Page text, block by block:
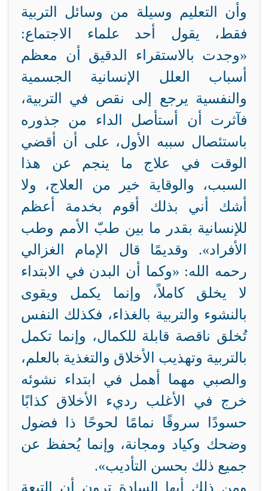
وأن التعليم وسيلة من وسائل التربية
فقط، يقول أحد علماء الاجتماع:
«وجدت بالاستقراء الدقيق أن معظم
أسباب العلل الإنسانية الجسمية
والنفسية يرجع إلى نقص في التربية،
فآثرت أن أستأصل الداء من جذوره
باستئصال سببه الأول، على أن أقضي
الوقت في علاج ما ينجم عن هذا
السبب، والوقاية خير من العلاج، ولا
أشك أني بذلك أقوم بخدمة أعظم
للإنسانية بقدر ما بين طبّ الأمم وطب
الأفراد». وقديمًا قال الإمام الغزالي
رحمه الله: «وكما أن البدن في الابتداء
لا يخلق كاملاً، وإنما يكمل ويقوى
بالنشوء والتربية بالغذاء، فكذلك النفس
تُخلق ناقصة قابلة للكمال، وإنما تكمل
بالتربية وتهذيب الأخلاق والتغذية بالعلم،
والصبي مهما أهمل في ابتداء نشوئه
خرج في الأغلب رديء الأخلاق كذابًا
حسودًا سروقًا نمامًا لحوحًا ذا فضول
وضحك وكياد ومجانة، وإنما يُحفظ عن
جميع ذلك بحسن التأديب».
ومن ذلك أيها السادة ترون أن التبعة